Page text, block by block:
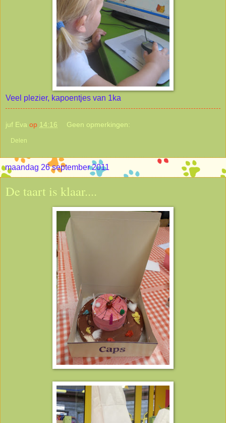
Veel plezier, kapoentjes van 1ka
juf Eva op 14:16 Geen opmerkingen:
Delen
maandag 26 september 2011
De taart is klaar....